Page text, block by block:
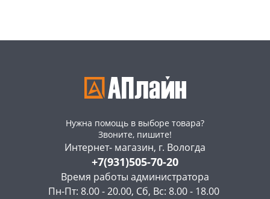
Нужна помощь в выборе товара?
Звоните, пишите!
Интернет- магазин, г. Вологда
+7(931)505-70-20
Время работы администратора
Пн-Пт: 8.00 - 20.00, Сб, Вс: 8.00 - 18.00